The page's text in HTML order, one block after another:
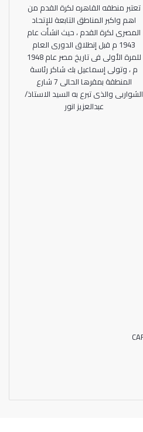
تعتبر منطقه القاهره لكرة القدم من
اهم واكبر المناطق التابعة للإتحاد
المصرى لكرة القدم ، حيث انشأت عام
1943 م قبل إنطلاق الدورى العام
للمرة الأولى فى تاريخ مصر عام 1948
م ، وتولى إسماعيل بك شاكر رئاسة
المنطقة بمقرها الحالى 7 شارع
الشواربى والذى تبرع به السيد الاستاذ/
عبدالعزيز انور